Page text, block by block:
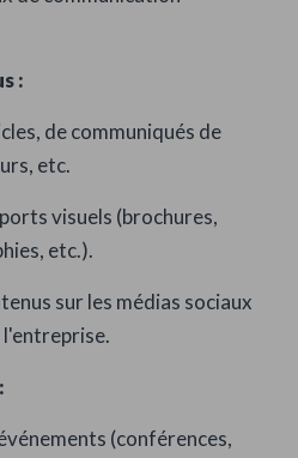
:
de communiqués de
etc.
visuels (brochures,
etc.).
sur les médias sociaux
l'entreprise.
(conférences,